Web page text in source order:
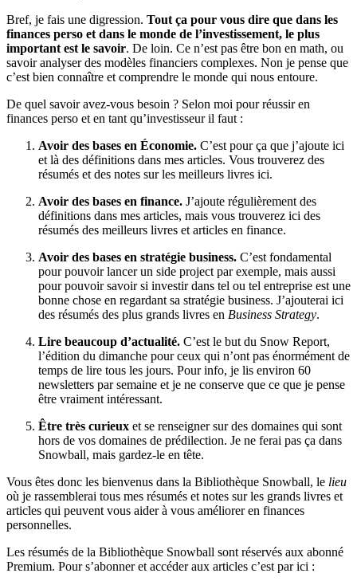
Bref, je fais une digression. Tout ça pour vous dire que dans les
finances perso et dans le monde de l’investissement, le plus
important est le savoir. De loin. Ce n’est pas être bon en math, ou
savoir analyser des modèles financiers complexes. Non je pense que
c’est bien connaître et comprendre le monde qui nous entoure.
De quel savoir avez-vous besoin ? Selon moi pour réussir en
finances perso et en tant qu’investisseur il faut :
Avoir des bases en Économie. C’est pour ça que j’ajoute ici
et là des définitions dans mes articles. Vous trouverez des
résumés et des notes sur les meilleurs livres ici.
Avoir des bases en finance. J’ajoute régulièrement des
définitions dans mes articles, mais vous trouverez ici des
résumés des meilleurs livres et articles en finance.
Avoir des bases en stratégie business. C’est fondamental
pour pouvoir lancer un side project par exemple, mais aussi
pour pouvoir savoir si investir dans tel ou tel entreprise est une
bonne chose en regardant sa stratégie business. J’ajouterai ici
des résumés des plus grands livres en Business Strategy.
Lire beaucoup d’actualité. C’est le but du Snow Report,
l’édition du dimanche pour ceux qui n’ont pas énormément de
temps de lire tous les jours. Pour info, je lis environ 60
newsletters par semaine et je ne conserve que ce que je pense
être vraiment intéressant.
Être très curieux et se renseigner sur des domaines qui sont
hors de vos domaines de prédilection. Je ne ferai pas ça dans
Snowball, mais gardez-le en tête.
Vous êtes donc les bienvenus dans la Bibliothèque Snowball, le lieu
où je rassemblerai tous mes résumés et notes sur les grands livres et
articles qui peuvent vous aider à vous améliorer en finances
personnelles.
Les résumés de la Bibliothèque Snowball sont réservés aux abonné
Premium. Pour s’abonner et accéder aux articles c’est par ici :